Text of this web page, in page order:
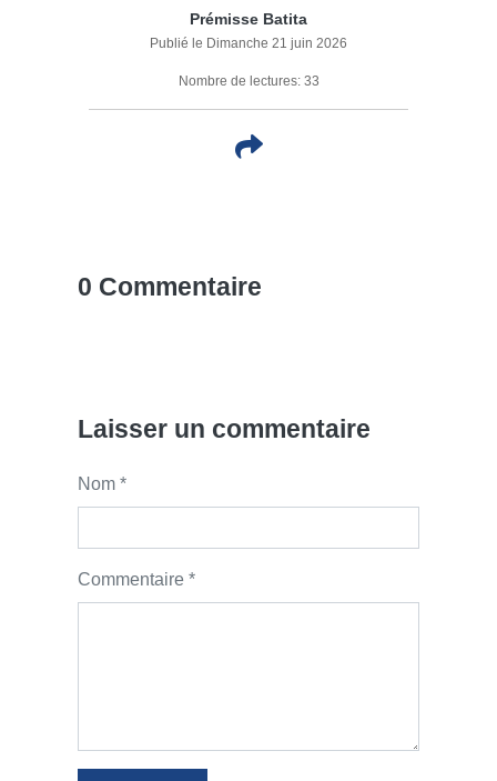
Prémisse Batita
Publié le Dimanche 21 juin 2026
Nombre de lectures: 33
0 Commentaire
Laisser un commentaire
Nom *
Commentaire *